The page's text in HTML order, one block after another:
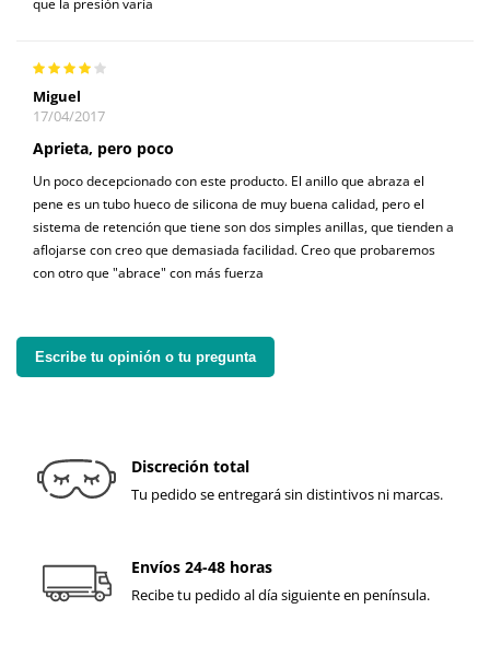
Miguel
17/04/2017
Aprieta, pero poco
Un poco decepcionado con este producto. El anillo que abraza el
pene es un tubo hueco de silicona de muy buena calidad, pero el
sistema de retención que tiene son dos simples anillas, que tienden a
aflojarse con creo que demasiada facilidad. Creo que probaremos
con otro que "abrace" con más fuerza
Escribe tu opinión o tu pregunta
Discreción total
Tu pedido se entregará sin distintivos ni marcas.
Envíos 24-48 horas
Recibe tu pedido al día siguiente en península.